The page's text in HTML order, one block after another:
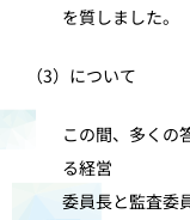
を質しました。
（3）について
この間、多くの
る経営
委員長と監査委